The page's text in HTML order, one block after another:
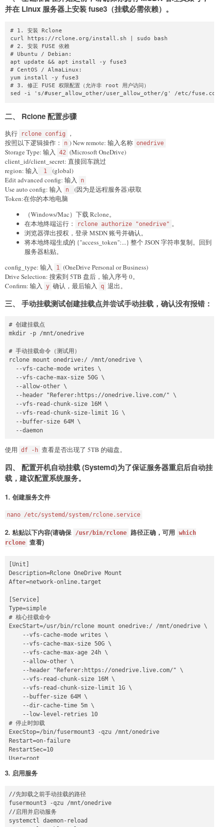
并在 Linux 服务器上安装 fuse3（挂载必需依赖）。
# 1. 安装 Rclone
curl https://rclone.org/install.sh | sudo bash
# 2. 安装 FUSE 依赖
# Ubuntu / Debian:
apt update && apt install -y fuse3
# CentOS / AlmaLinux:
yum install -y fuse3
# 3. 修正 FUSE 权限配置（允许非 root 用户访问）
二、 Rclone 配置步骤
执行 rclone config
，
按照以下逻辑操作：
n ) New remote: 输入名称 onedrive
Storage Type: 输入 42 (Microsoft OneDrive)
client_id/client_secret: 直接回车跳过
region: 输入
1
(global)
Edit advanced config: 输入
n
Use auto config: 输入 n
(因为是远程服务器)获取
Token:在你的本地电脑
（Windows/Mac）下载 Rclone。
在本地终端运行：
rclone authorize "onedrive" 。
浏览器弹出授权，登录 MSDN 账号并确认。
将本地终端生成的 {"access_token":...} 整个 JSON 字符串复制。回到
服务器粘贴。
config_type: 输入
1
(OneDrive Personal or Business)
Drive Selection: 搜索到 5TB 盘后，输入序号 0。
Confirm: 输入
y 确认，最后输入 q 退出。
三、 手动挂载测试创建挂载点并尝试手动挂载，确认没有报错：
# 创建挂载点
mkdir -p /mnt/onedrive
# 手动挂载命令（测试用）
rclone mount onedrive:/ /mnt/onedrive \
  --vfs-cache-mode writes \
  --vfs-cache-max-size 50G \
  --allow-other \
  --header "Referer:https://onedrive.live.com/" \
  --vfs-read-chunk-size 16M \
  --vfs-read-chunk-size-limit 1G \
  --buffer-size 64M \
使用 df -h 查看是否出现了 5TB 的磁盘。
四、 配置开机自动挂载 (Systemd)为了保证服务器重启后自动挂
载，建议配置系统服务。
1. 创建服务文件
nano /etc/systemd/system/rclone.service
2. 粘贴以下内容(请确保 /usr/bin/rclone 路径正确，可用
which
rclone 查看)
[Unit]
Description=Rclone OneDrive Mount
After=network-online.target
[Service]
Type=simple
# 核心挂载命令
ExecStart=/usr/bin/rclone mount onedrive:/ /mnt/onedrive \
    --vfs-cache-mode writes \
    --vfs-cache-max-size 50G \
    --vfs-cache-max-age 24h \
    --allow-other \
    --header "Referer:https://onedrive.live.com/" \
    --vfs-read-chunk-size 16M \
    --vfs-read-chunk-size-limit 1G \
    --buffer-size 64M \
    --dir-cache-time 5m \
    --low-level-retries 10
# 停止时卸载
ExecStop=/bin/fusermount3 -qzu /mnt/onedrive
Restart=on-failure
RestartSec=10
User=root
[Install]
3. 启用服务
//先卸载之前手动挂载的路径
fusermount3 -qzu /mnt/onedrive
//启用并启动服务
systemctl daemon-reload